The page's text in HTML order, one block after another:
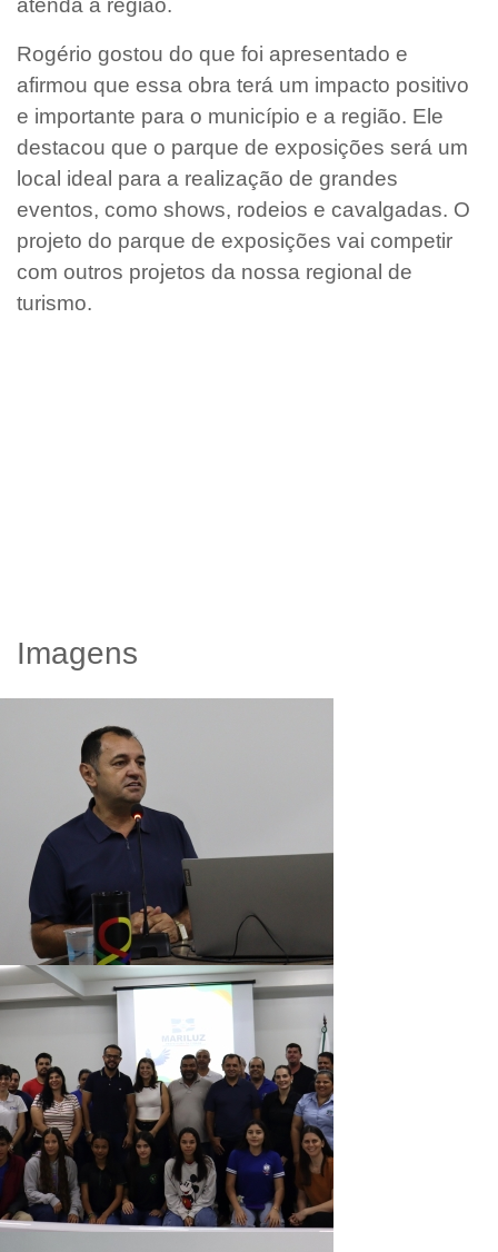
atenda à região.
Rogério gostou do que foi apresentado e
afirmou que essa obra terá um impacto positivo
e importante para o município e a região. Ele
destacou que o parque de exposições será um
local ideal para a realização de grandes
eventos, como shows, rodeios e cavalgadas. O
projeto do parque de exposições vai competir
com outros projetos da nossa regional de
turismo.
Imagens